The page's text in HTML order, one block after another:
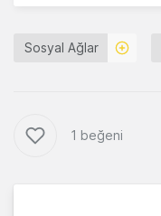
Sosyal Ağlar
1 beğeni